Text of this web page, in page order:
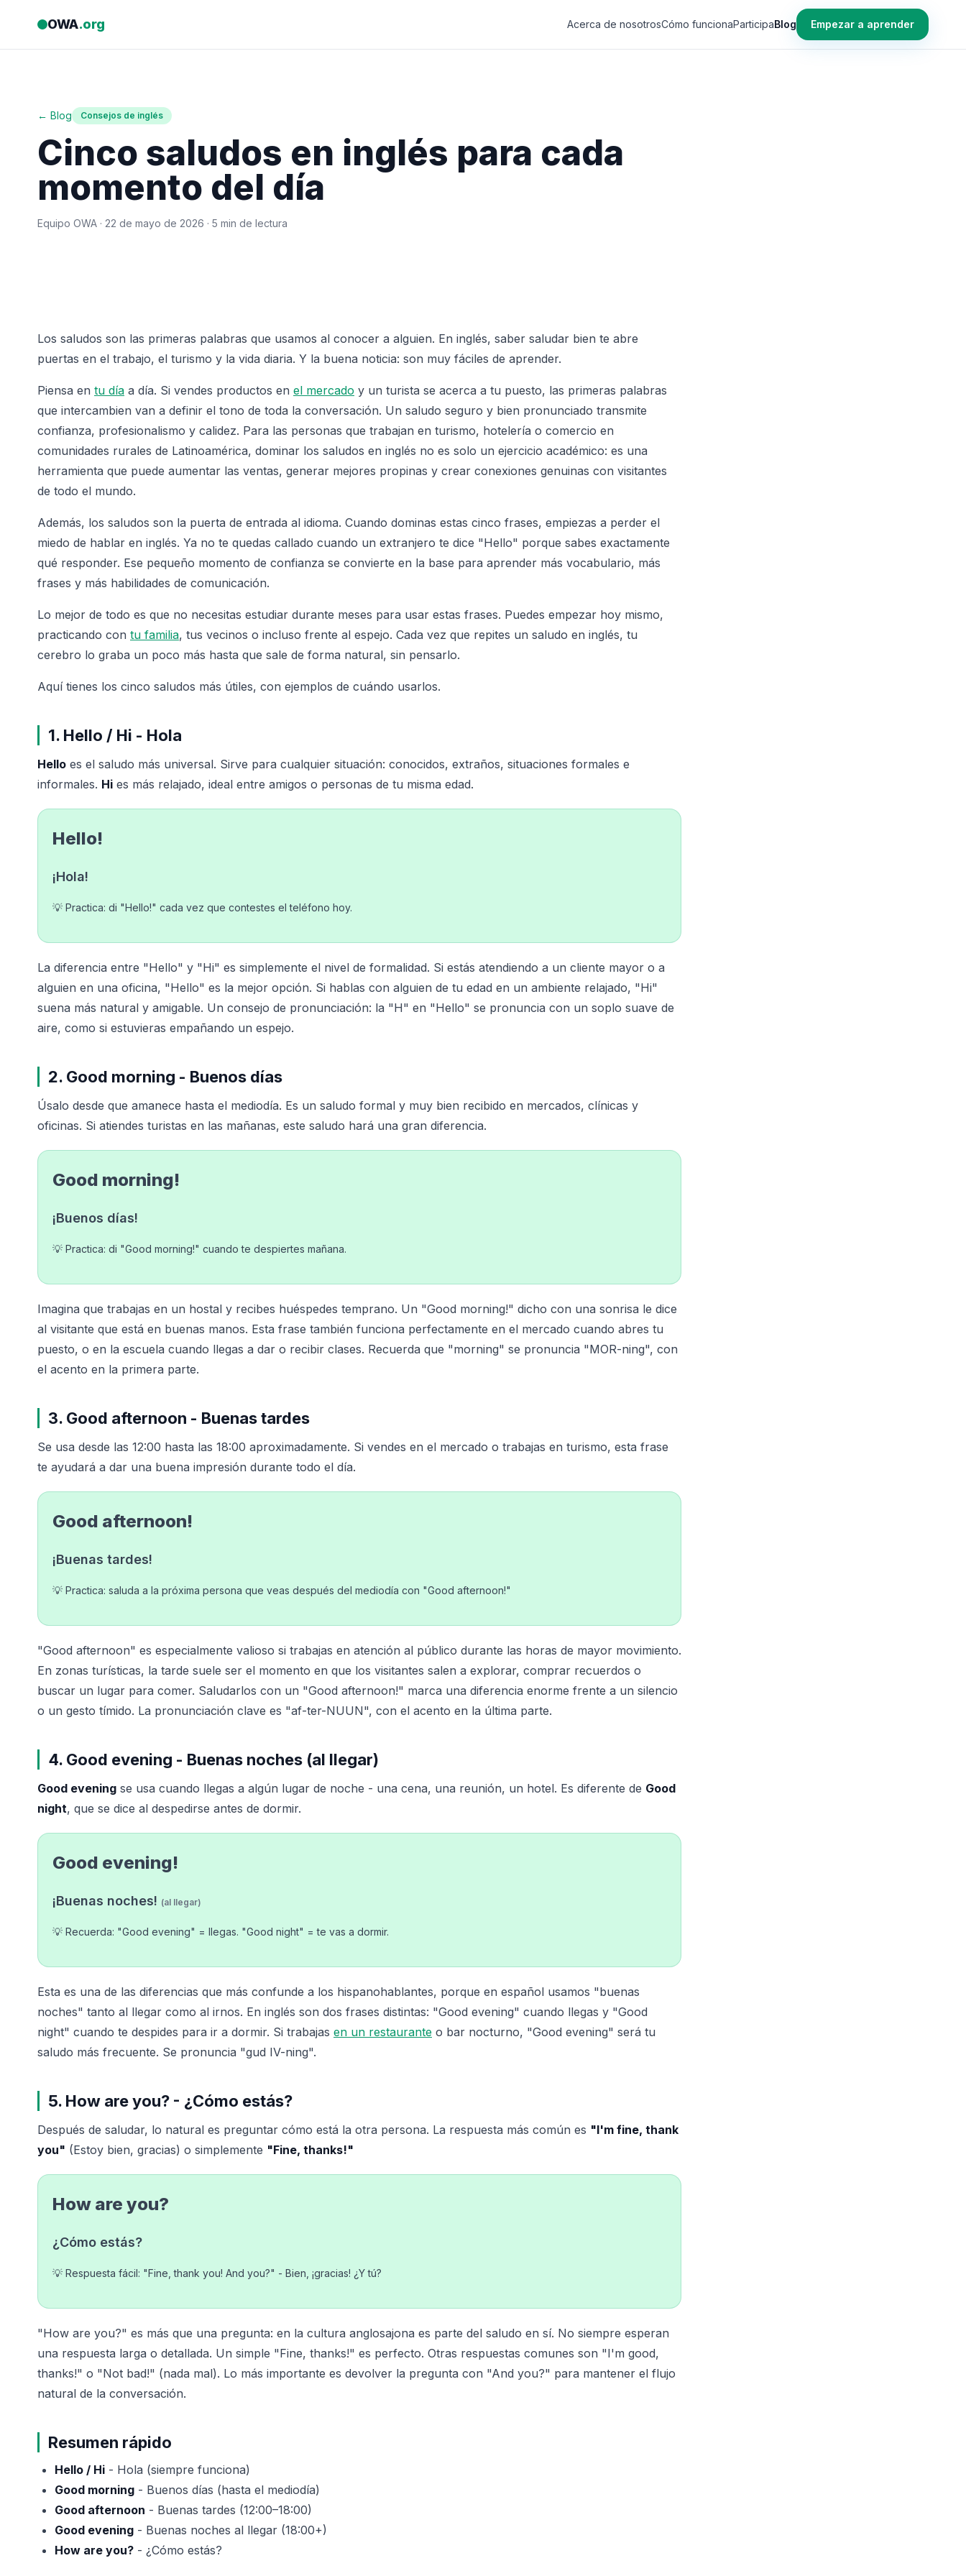
OWA.org Acerca de nosotrosCómo funcionaParticipaBlog Empezar a aprender
← Blog Consejos de inglés
Cinco saludos en inglés para cada
momento del día
Equipo OWA · 22 de mayo de 2026 · 5 min de lectura
Los saludos son las primeras palabras que usamos al conocer a alguien. En inglés, saber saludar bien te abre
puertas en el trabajo, el turismo y la vida diaria. Y la buena noticia: son muy fáciles de aprender.
Piensa en tu día a día. Si vendes productos en el mercado y un turista se acerca a tu puesto, las primeras palabras
que intercambien van a definir el tono de toda la conversación. Un saludo seguro y bien pronunciado transmite
confianza, profesionalismo y calidez. Para las personas que trabajan en turismo, hotelería o comercio en
comunidades rurales de Latinoamérica, dominar los saludos en inglés no es solo un ejercicio académico: es una
herramienta que puede aumentar las ventas, generar mejores propinas y crear conexiones genuinas con visitantes
de todo el mundo.
Además, los saludos son la puerta de entrada al idioma. Cuando dominas estas cinco frases, empiezas a perder el
miedo de hablar en inglés. Ya no te quedas callado cuando un extranjero te dice "Hello" porque sabes exactamente
qué responder. Ese pequeño momento de confianza se convierte en la base para aprender más vocabulario, más
frases y más habilidades de comunicación.
Lo mejor de todo es que no necesitas estudiar durante meses para usar estas frases. Puedes empezar hoy mismo,
practicando con tu familia, tus vecinos o incluso frente al espejo. Cada vez que repites un saludo en inglés, tu
cerebro lo graba un poco más hasta que sale de forma natural, sin pensarlo.
Aquí tienes los cinco saludos más útiles, con ejemplos de cuándo usarlos.
1. Hello / Hi - Hola
Hello es el saludo más universal. Sirve para cualquier situación: conocidos, extraños, situaciones formales e
informales. Hi es más relajado, ideal entre amigos o personas de tu misma edad.
Hello!
¡Hola!
💡 Practica: di "Hello!" cada vez que contestes el teléfono hoy.
La diferencia entre "Hello" y "Hi" es simplemente el nivel de formalidad. Si estás atendiendo a un cliente mayor o a
alguien en una oficina, "Hello" es la mejor opción. Si hablas con alguien de tu edad en un ambiente relajado, "Hi"
suena más natural y amigable. Un consejo de pronunciación: la "H" en "Hello" se pronuncia con un soplo suave de
aire, como si estuvieras empañando un espejo.
2. Good morning - Buenos días
Úsalo desde que amanece hasta el mediodía. Es un saludo formal y muy bien recibido en mercados, clínicas y
oficinas. Si atiendes turistas en las mañanas, este saludo hará una gran diferencia.
Good morning!
¡Buenos días!
💡 Practica: di "Good morning!" cuando te despiertes mañana.
Imagina que trabajas en un hostal y recibes huéspedes temprano. Un "Good morning!" dicho con una sonrisa le dice
al visitante que está en buenas manos. Esta frase también funciona perfectamente en el mercado cuando abres tu
puesto, o en la escuela cuando llegas a dar o recibir clases. Recuerda que "morning" se pronuncia "MOR-ning", con
el acento en la primera parte.
3. Good afternoon - Buenas tardes
Se usa desde las 12:00 hasta las 18:00 aproximadamente. Si vendes en el mercado o trabajas en turismo, esta frase
te ayudará a dar una buena impresión durante todo el día.
Good afternoon!
¡Buenas tardes!
💡 Practica: saluda a la próxima persona que veas después del mediodía con "Good afternoon!"
"Good afternoon" es especialmente valioso si trabajas en atención al público durante las horas de mayor movimiento.
En zonas turísticas, la tarde suele ser el momento en que los visitantes salen a explorar, comprar recuerdos o
buscar un lugar para comer. Saludarlos con un "Good afternoon!" marca una diferencia enorme frente a un silencio
o un gesto tímido. La pronunciación clave es "af-ter-NUUN", con el acento en la última parte.
4. Good evening - Buenas noches (al llegar)
Good evening se usa cuando llegas a algún lugar de noche - una cena, una reunión, un hotel. Es diferente de Good
night, que se dice al despedirse antes de dormir.
Good evening!
¡Buenas noches! (al llegar)
💡 Recuerda: "Good evening" = llegas. "Good night" = te vas a dormir.
Esta es una de las diferencias que más confunde a los hispanohablantes, porque en español usamos "buenas
noches" tanto al llegar como al irnos. En inglés son dos frases distintas: "Good evening" cuando llegas y "Good
night" cuando te despides para ir a dormir. Si trabajas en un restaurante o bar nocturno, "Good evening" será tu
saludo más frecuente. Se pronuncia "gud IV-ning".
5. How are you? - ¿Cómo estás?
Después de saludar, lo natural es preguntar cómo está la otra persona. La respuesta más común es "I'm fine, thank
you" (Estoy bien, gracias) o simplemente "Fine, thanks!"
How are you?
¿Cómo estás?
💡 Respuesta fácil: "Fine, thank you! And you?" - Bien, ¡gracias! ¿Y tú?
"How are you?" es más que una pregunta: en la cultura anglosajona es parte del saludo en sí. No siempre esperan
una respuesta larga o detallada. Un simple "Fine, thanks!" es perfecto. Otras respuestas comunes son "I'm good,
thanks!" o "Not bad!" (nada mal). Lo más importante es devolver la pregunta con "And you?" para mantener el flujo
natural de la conversación.
Resumen rápido
Hello / Hi - Hola (siempre funciona)
Good morning - Buenos días (hasta el mediodía)
Good afternoon - Buenas tardes (12:00–18:00)
Good evening - Buenas noches al llegar (18:00+)
How are you? - ¿Cómo estás?